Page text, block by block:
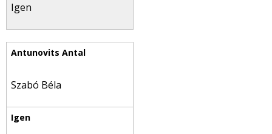
Igen
Szabó Béla